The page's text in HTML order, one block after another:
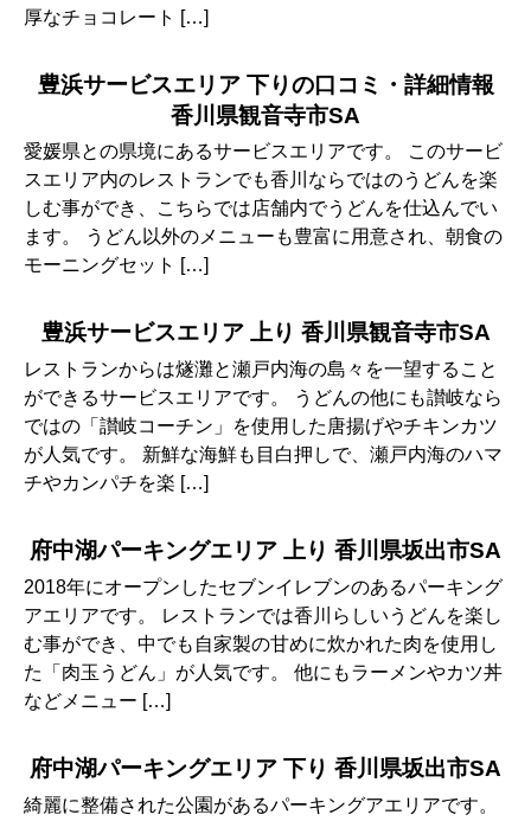
厚なチョコレート […]
豊浜サービスエリア 下りの口コミ・詳細情報
香川県観音寺市SA
愛媛県との県境にあるサービスエリアです。 このサービ
スエリア内のレストランでも香川ならではのうどんを楽
しむ事ができ、こちらでは店舗内でうどんを仕込んでい
ます。 うどん以外のメニューも豊富に用意され、朝食の
モーニングセット […]
豊浜サービスエリア 上り 香川県観音寺市SA
レストランからは燧灘と瀬戸内海の島々を一望すること
ができるサービスエリアです。 うどんの他にも讃岐なら
ではの「讃岐コーチン」を使用した唐揚げやチキンカツ
が人気です。 新鮮な海鮮も目白押しで、瀬戸内海のハマ
チやカンパチを楽 […]
府中湖パーキングエリア 上り 香川県坂出市SA
2018年にオープンしたセブンイレブンのあるパーキング
アエリアです。 レストランでは香川らしいうどんを楽し
む事ができ、中でも自家製の甘めに炊かれた肉を使用し
た「肉玉うどん」が人気です。 他にもラーメンやカツ丼
などメニュー […]
府中湖パーキングエリア 下り 香川県坂出市SA
綺麗に整備された公園があるパーキングアエリアです。